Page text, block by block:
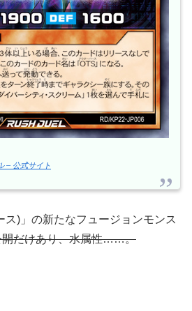
– 公式サイト
ス)」の新たなフュージョンモンス
開だけあり、水属性……。